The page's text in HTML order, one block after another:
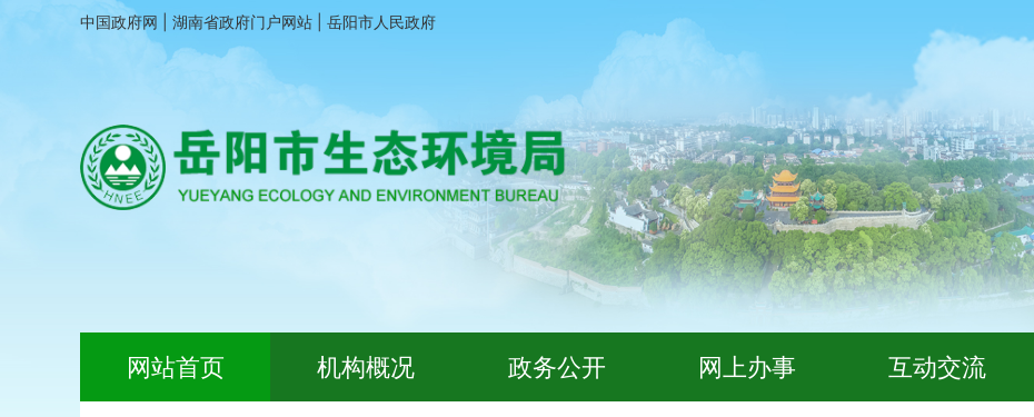
中国政府网 湖南省政府门户网站 岳阳市人民政府
网站首页 机构概况 政务公开 网上办事 互动交流